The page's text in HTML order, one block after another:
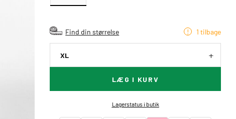
Find din størrelse 1 tilbage
XL
LÆG I KURV
Lagerstatus i butik